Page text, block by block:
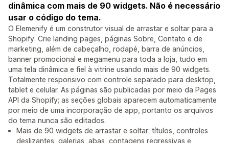
dinâmica com mais de 90 widgets. Não é necessário
usar o código do tema.
O Elemenify é um construtor visual de arrastar e soltar para a
Shopify. Crie landing pages, páginas Sobre, Contato e de
marketing, além de cabeçalho, rodapé, barra de anúncios,
banner promocional e megamenu para toda a loja, tudo em
uma tela dinâmica e fiel à vitrine usando mais de 90 widgets.
Totalmente responsivo com controle separado para desktop,
tablet e celular. As páginas são publicadas por meio da Pages
API da Shopify; as seções globais aparecem automaticamente
por meio de uma incorporação de app, portanto os arquivos
do tema nunca são editados.
Mais de 90 widgets de arrastar e soltar: títulos, controles
deslizantes, galerias, abas, contagens regressivas e